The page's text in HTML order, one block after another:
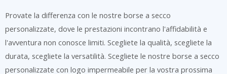
Provate la differenza con le nostre borse a secco
personalizzate, dove le prestazioni incontrano l'affidabilità e
l'avventura non conosce limiti. Scegliete la qualità, scegliete la
durata, scegliete la versatilità. Scegliete le nostre borse a secco
personalizzate con logo impermeabile per la vostra prossima